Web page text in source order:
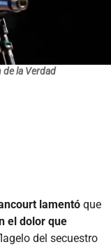
la Verdad
lamentó que
el dolor que
del secuestro